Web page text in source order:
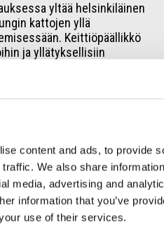
content and ads, to provide
We also share
media, advertising and
information that you’ve
use of their services.
yltää helsinkiläinen
kattojen yllä
Keittiöpäällikkö
ja yllätyksellisiin
helsinkiläinen Ora
paikallisiin raaka-aineisiin.
myös upeaan viiden
Kotikokkien